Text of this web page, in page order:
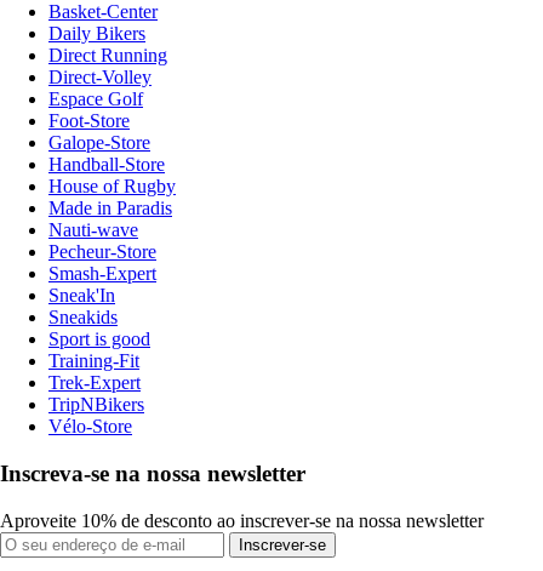
Basket-Center
Daily Bikers
Direct Running
Direct-Volley
Espace Golf
Foot-Store
Galope-Store
Handball-Store
House of Rugby
Made in Paradis
Nauti-wave
Pecheur-Store
Smash-Expert
Sneak'In
Sneakids
Sport is good
Training-Fit
Trek-Expert
TripNBikers
Vélo-Store
Inscreva-se na nossa newsletter
Aproveite 10% de desconto ao inscrever-se na nossa newsletter
Inscrever-se